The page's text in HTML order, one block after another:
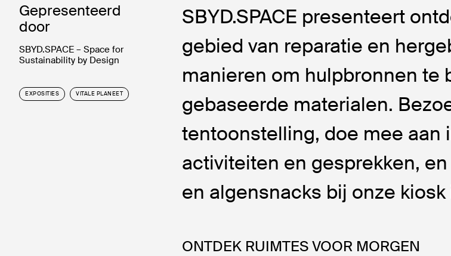
Gepresenteerd
door
SBYD.SPACE – Space for
Sustainability by Design
EXPOSITIES VITALE PLANEET
SBYD.SPACE presenteert
gebied van reparatie en
manieren om hulpbronnen te
gebaseerde materialen.
tentoonstelling, doe mee aan
activiteiten en gesprekken,
en algensnacks bij onze
ONTDEK RUIMTES VOOR MORGEN